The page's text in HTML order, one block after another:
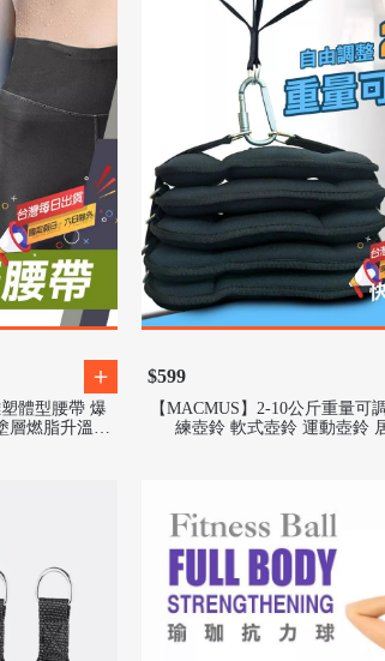
體型腰帶 爆
層燃脂升溫爆
【MACMUS】2-10公斤重量可
練壺鈴 軟式壺鈴 運動壺鈴
$599